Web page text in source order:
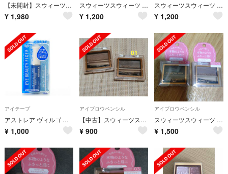
【未開封】スウィーツスウィーツ プレミアムガトーシャドウ 01
¥ 1,980
スウィーツスウィーツ アイブロウワックス 05 シナモングレージュ(1個)
¥ 1,200
スウィーツスウィーツ アイブロウワックス 03 ピンクブラウン(1個)
¥ 1,200
アイテープ
アストレア ヴィルゴ アイビューティー フィクサー WP(7ml)
¥ 1,000
アイブロウペンシル
【中古】スウィーツスウィーツ アイブロウワックス 01 & 02
¥ 900
アイブロウペンシル
スウィーツスウィーツ アイブロウワックス 03 ピンクブラウン(２個)
¥ 1,500